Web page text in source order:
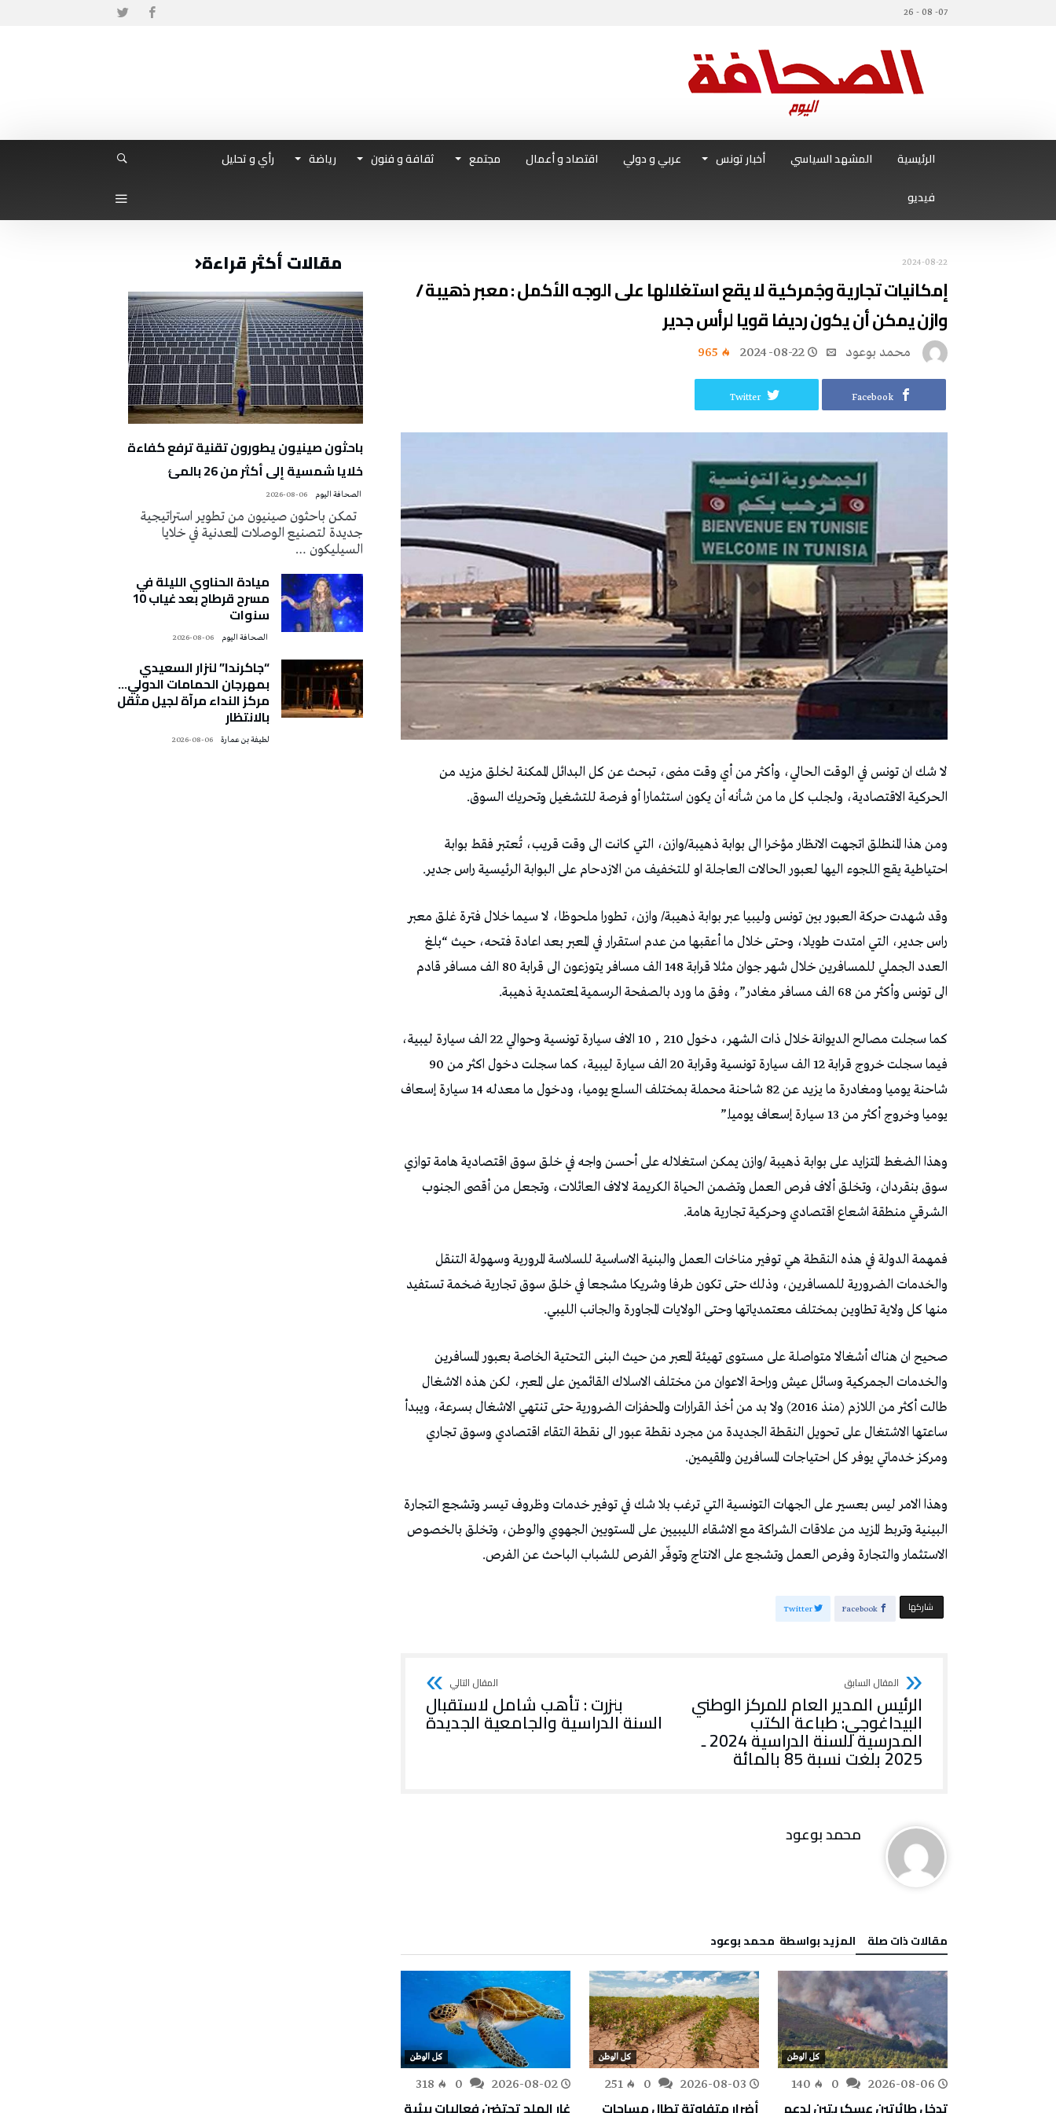
07- 08 - 26
الرئيسية المشهد السياسي أخبار تونس عربي و دولي اقتصاد و أعمال مجتمع ثقافة و فنون رياضة
رأي و تحليل
فيديو
2024-08-22
إمكانيات تجارية وجُمركية لا يقع استغلالها على الوجه الأكمل : معبر ذهيبة /
وازن يمكن أن يكون رديفا قويا لرأس جدير
محمد بوعود 2024-08-22
965
Facebook
Twitter
لا شك ان تونس في الوقت الحالي، وأكثر من أي وقت مضى، تبحث عن كل البدائل الممكنة لخلق مزيد من
الحركية الاقتصادية، ولجلب كل ما من شأنه أن يكون استثمارا أو فرصة للتشغيل وتحريك السوق.
ومن هذا المنطلق اتجهت الانظار مؤخرا الى بوابة ذهيبة/وازن، التي كانت الى وقت قريب، تُعتبر فقط بوابة
احتياطية يقع اللجوء اليها لعبور الحالات العاجلة او للتخفيف من الازدحام على البوابة الرئيسية راس جدير.
وقد شهدت حركة العبور بين تونس وليبيا عبر بوابة ذهيبة/ وازن، تطورا ملحوظا، لا سيما خلال فترة غلق معبر
راس جدير، التي امتدت طويلا، وحتى خلال ما أعقبها من عدم استقرار في المعبر بعد اعادة فتحه، حيث “بلغ
العدد الجملي للمسافرين خلال شهر جوان مثلا قرابة 148 الف مسافر يتوزعون الى قرابة 80 الف مسافر قادم
الى تونس وأكثر من 68 الف مسافر مغادر”، وفق ما ورد بالصفحة الرسمية لمعتمدية ذهيبة.
كما سجلت مصالح الديوانة خلال ذات الشهر، دخول 210 ٫ 10 الاف سيارة تونسية وحوالي 22 الف سيارة ليبية،
فيما سجلت خروج قرابة 12 الف سيارة تونسية وقرابة 20 الف سيارة ليبية، كما سجلت دخول اكثر من 90
شاحنة يوميا ومغادرة ما يزيد عن 82 شاحنة محملة بمختلف السلع يوميا، ودخول ما معدله 14 سيارة إسعاف
يوميا وخروج أكثر من 13 سيارة إسعاف يوميا.”
وهذا الضغط المتزايد على بوابة ذهيبة /وازن يمكن استغلاله على أحسن واجه في خلق سوق اقتصادية هامة توازي
سوق بنقردان، وتخلق ألاف فرص العمل وتضمن الحياة الكريمة لالاف العائلات، وتجعل من أقصى الجنوب
الشرقي منطقة اشعاع اقتصادي وحركية تجارية هامة.
فمهمة الدولة في هذه النقطة هي توفير مناخات العمل والبنية الاساسية للسلاسة المرورية وسهولة التنقل
والخدمات الضرورية للمسافرين، وذلك حتى تكون طرفا وشريكا مشجعا في خلق سوق تجارية ضخمة تستفيد
منها كل ولاية تطاوين بمختلف معتمدياتها وحتى الولايات المجاورة والجانب الليبي.
صحيح ان هناك أشغالا متواصلة على مستوى تهيئة المعبر من حيث البنى التحتية الخاصة بعبور المسافرين
والخدمات الجمركية وسائل عيش وراحة الاعوان من مختلف الاسلاك القائمين على المعبر، لكن هذه الاشغال
طالت أكثر من اللازم (منذ 2016) ولا بد من أخذ القرارات والمحفزات الضرورية حتى تنتهي الاشغال بسرعة، ويبدأ
ساعتها الاشتغال على تحويل النقطة الجديدة من مجرد نقطة عبور الى نقطة التقاء اقتصادي وسوق تجاري
ومركز خدماتي يوفر كل احتياجات المسافرين والمقيمين.
وهذا الامر ليس بعسير على الجهات التونسية التي ترغب بلا شك في توفير خدمات وظروف تيسر وتشجع التجارة
البينية وتربط المزيد من علاقات الشراكة مع الاشقاء الليبيين على المستويين الجهوي والوطن، وتخلق بالخصوص
الاستثمار والتجارة وفرص العمل وتشجع على الانتاج وتوفّر الفرص للشباب الباحث عن الفرص.
‫‫ شاركها‬ Facebook
Twitter
الرئيس المدير العام للمركز الوطني
البيداغوجي: طباعة الكتب
المدرسية للسنة الدراسية 2024 ـ
2025 بلغت نسبة 85 بالمائة
بنزرت : تأهب شامل لاستقبال
السنة الدراسية والجامعية الجديدة
محمد بوعود
‫مقالات ذات صلة‬ ‫‫المزيد بواسطة‬ ‬ محمد بوعود
كل الوطن
2026-08-06
140
كل الوطن
2026-08-03
251
كل الوطن
2026-08-02
318
مقالات أكثر قراءة
باحثون صينيون يطورون تقنية ترفع كفاءة
خلايا شمسية إلى أكثر من 26 بالمئ
2026-08-06
تمكن باحثون صينيون من تطوير استراتيجية
جديدة لتصنيع الوصلات المعدنية في خلايا
السيليكون …
ميادة الحناوي الليلة في
مسرح قرطاج بعد غياب 10
سنوات
2026-08-06
“جاكرندا” لنزار السعيدي
بمهرجان الحمامات الدولي…
مركز النداء مرآة لجيل مثقل
بالانتظار
لطيفة بن عمارة 2026-08-06